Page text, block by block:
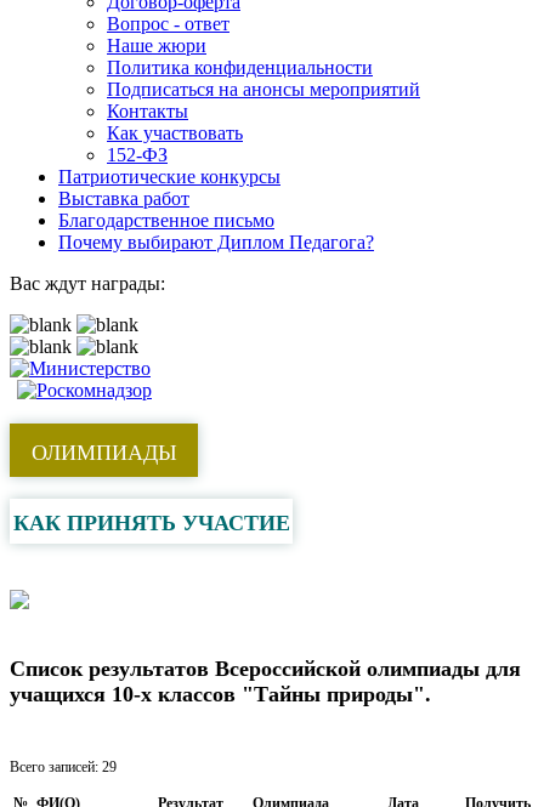
Вопрос - ответ
Наше жюри
Политика конфиденциальности
Подписаться на анонсы мероприятий
Контакты
Как участвовать
152-ФЗ
Патриотические конкурсы
Выставка работ
Благодарственное письмо
Почему выбирают Диплом Педагога?
Вас ждут награды:
ОЛИМПИАДЫ
КАК ПРИНЯТЬ УЧАСТИЕ
Список результатов Всероссийской олимпиады для
учащихся 10-х классов "Тайны природы".
Всего записей: 29
№ ФИ(O) Результат Олимпиада Дата Получить